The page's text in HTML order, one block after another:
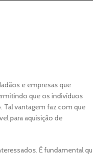
e empresas que
que os indivíduos
Tal vantagem faz com que
para aquisição de
É fundamental